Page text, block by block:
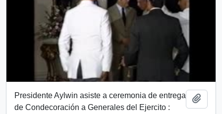
Presidente Aylwin asiste a ceremonia de entrega
de Condecoración a Generales del Ejercito :